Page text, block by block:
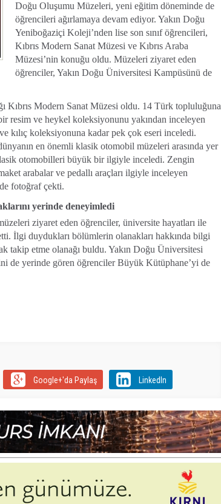
Doğu Oluşumu Müzeleri, yeni eğitim döneminde de
öğrencileri ağırlamaya devam ediyor. Yakın Doğu
Yeniboğaziçi Koleji’nden lise son sınıf öğrencileri,
Kıbrıs Modern Sanat Müzesi ve Kıbrıs Araba
Müzesi’nin konuğu oldu. Müzeleri ziyaret eden
öğrenciler, Yakın Doğu Üniversitesi Kampüsünü de
Kıbrıs Modern Sanat Müzesi oldu. 14 Türk topluluğuna
resim ve heykel koleksiyonunu yakından inceleyen
kılıç koleksiyonuna kadar pek çok eseri inceledi.
en önemli klasik otomobil müzeleri arasında yer
otomobilleri büyük bir ilgiyle inceledi. Zengin
arabalar ve pedallı araçları ilgiyle inceleyen
fotoğraf çekti.
yerinde deneyimledi
ziyaret eden öğrenciler, üniversite hayatları ile
İlgi duydukları bölümlerin olanakları hakkında bilgi
takip etme olanağı buldu. Yakın Doğu Üniversitesi
de yerinde gören öğrenciler Büyük Kütüphane’yi de
Google+'da Paylaş LinkedIn